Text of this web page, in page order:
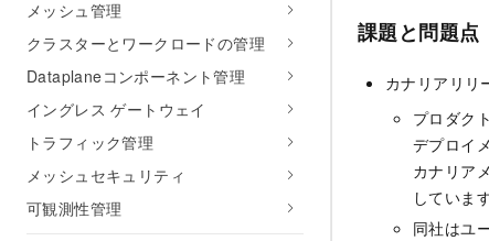
メッシュ管理
クラスターとワークロードの管理
Dataplaneコンポーネント管理
イングレス ゲートウェイ
トラフィック管理
メッシュセキュリティ
可観測性管理
課題と問題点
カナリアリリ
プロダク
デプロイ
カナリア
しています
同社はユ